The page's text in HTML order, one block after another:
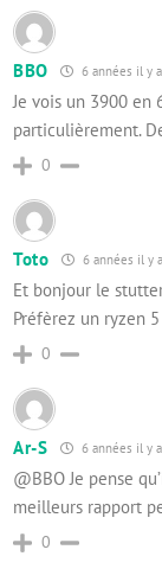
BBO 6 années il y a
Je vois un 3900 en
particulièrement.
0
Toto 6 années il y a
Et bonjour le
Préfèrez un ryzen
0
Ar-S 6 années il y a
@BBO Je pense
meilleurs rapport
0